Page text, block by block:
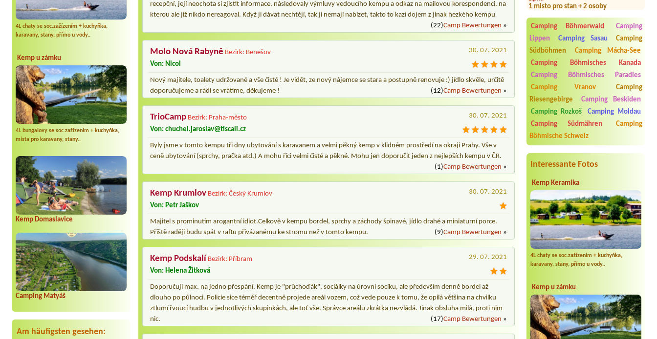
4L chaty se soc.zažízením + kuchyňka,
karavany, stany, přímo u vody..
Kemp u zámku
4L bungalovy se soc.zažízením + kuchyňka,
místa pro karavany, stany..
Kemp Domaslavice
Camping Matyáš
Am häufigsten gesehen:
Termin ab 2026-07-24 |Kemp Suchý
Chatka 2osoby
Olšina - Lipno
4L chatka
Termin ab 2026-07-24 |Kemp Ahoj
Misto u vody,karavan,2
osoby,el.pripojka
Termin ab |
Termin ab 2026-08-04 |Kemp Ostrá
1 místo pro karavan a auto, dve
dospělé osoby a jedno dite
Camping Böhmerwald
Camping
Lippen
Camping Sasau
Camping
Südböhmen
Camping Mácha-See
Camping Böhmisches Kanada
Camping Böhmisches Paradies
Camping Vranov
Camping
Riesengebirge
Camping Beskiden
Camping Rozkoš
Camping Moldau
Camping Südmähren
Camping
Böhmische Schweiz
Interessante Fotos
Kemp Keramika
4L chaty se soc.zažízením + kuchyňka,
karavany, stany, přímo u vody..
Kemp u zámku
recepční, její neochota si zjistit informace, následovaly výmluvy vedoucího kempu a odkaz na mailovou korespondenci, na
kterou ale již nikdo nereagoval. Když ji dávat nechtějí, tak ji nemají nabízet, takto to kazí dojem z jinak hezkého kempu
(22)Camp Bewertungen »
Molo Nová Rabyně Bezirk: Benešov
30. 07. 2021
Von: Nicol
Nový majitele, toalety udržované a vše čisté ! Je vidět, ze nový nájemce se stara a postupně renovuje :) jídlo skvěle, určitě
doporučujeme a rádi se vrátíme, děkujeme !
(12)Camp Bewertungen »
TrioCamp Bezirk: Praha-město
30. 07. 2021
Von: chuchel.jaroslav@tiscali.cz
Byly jsme v tomto kempu tři dny ubytování s karavanem a velmi pěkný kemp v klidném prostředí na okraji Prahy. Vše v
ceně ubytování (sprchy, pračka atd.) A mohu říci velmi čisté a pěkné. Mohu jen doporučit jeden z nejlepších kempu v ČR.
(1)Camp Bewertungen »
Kemp Krumlov Bezirk: Český Krumlov
30. 07. 2021
Von: Petr Jaškov
Majitel s prominutím arogantní idiot.Celkově v kempu bordel, sprchy a záchody špinavé, jídlo drahé a miniaturní porce.
Příště raději budu spát v raftu přivázanému ke stromu než v tomto kempu.
(9)Camp Bewertungen »
Kemp Podskalí Bezirk: Příbram
29. 07. 2021
Von: Helena Žitková
Doporučuji max. na jedno přespání. Kemp je "průchoďák", sociálky na úrovni socíku, ale především denně bordel až
dlouho po půlnoci. Policie sice téměř decentně projede areál vozem, což vede pouze k tomu, že opilá většina na chvilku
ztlumí řvoucí hudbu v jednotlivých skupinkách, ale toť vše. Správce areálu zkrátka nezvládá. Jinak obsluha milá, proti nim
nic.
(17)Camp Bewertungen »